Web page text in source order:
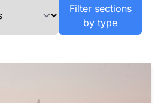
Filter sections
by type